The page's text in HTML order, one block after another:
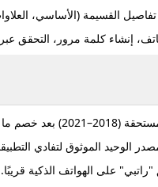
القسيمة (الأساسي،
إنشاء كلمة مرور، التحقق
صرفه سابقًا.
الوحيد الموثوق لتفادي
على الهواتف الذكية قريبًا.